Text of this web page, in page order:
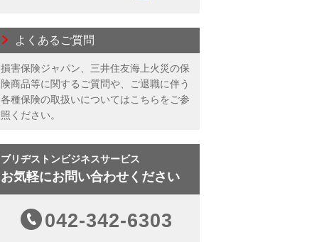
よくあるご質問
損害保険ジャパン、三井住友海上火災の保
険商品等に関するご質問や、ご退職に伴う
各種保険の取扱いについてはこちらをご参
照ください。
ブリヂストンビジネスサービス
お気軽にお問い合わせください
042-342-6303